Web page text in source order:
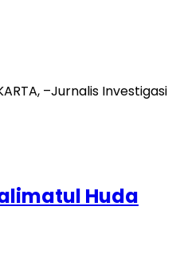
–Jurnalis Investigasi
Huda